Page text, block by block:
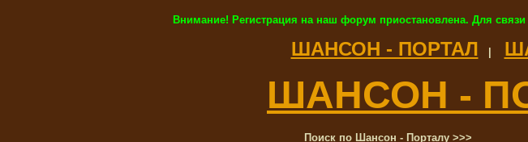
Внимание! Регистрация на наш форум приостановлена. Для
ШАНСОН - ПОРТАЛ
ШАНСОН -
Поиск по Шансон - Порталу >>>